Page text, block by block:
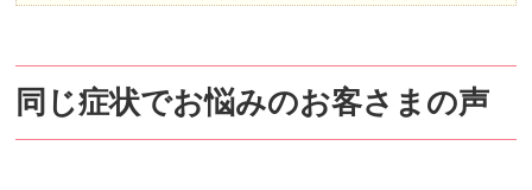
同じ症状でお悩みのお客さまの声